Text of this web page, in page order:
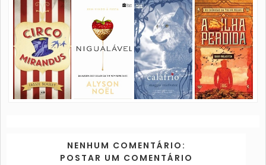
NENHUM COMENTÁRIO:
POSTAR UM COMENTÁRIO